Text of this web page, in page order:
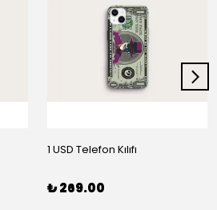
1 USD Telefon Kılıfı
₺ 269.00